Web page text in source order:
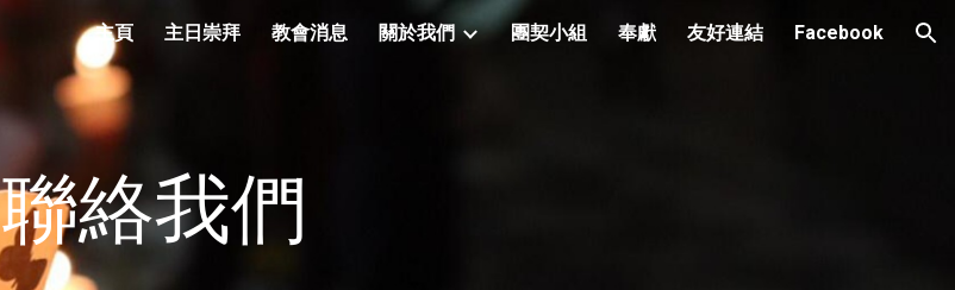
Skip to navigation
主頁 主日崇拜 教會消息 關於我們 團契小組 奉獻 友好連結 Facebook
聯絡我們